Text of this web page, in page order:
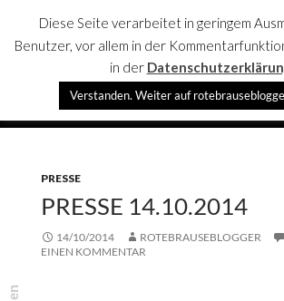
rotebrauseblogger
SPRINGE
PRESSE
PRESSE 14.10.2014
14/10/2014 ROTEBRAUSEBLOGGER
EINEN KOMMENTAR
Diese Seite verarbeitet in geringem
Benutzer, vor allem in der
in der
Verstanden. Weiter auf